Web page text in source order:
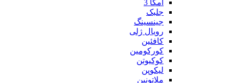
امگا 3
جلبک
جینسینگ
رویال ژلی
کافئین
کورکومین
کوکیوتن
لیکوپن
ملاتونین